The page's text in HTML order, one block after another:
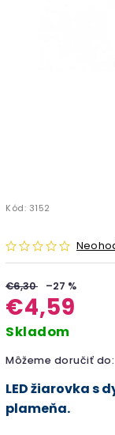
Kód: 3152
€6,30 –27 %
€4,59
Skladom
Môžeme doručiť do:
LED žiarovka s
plameňa.